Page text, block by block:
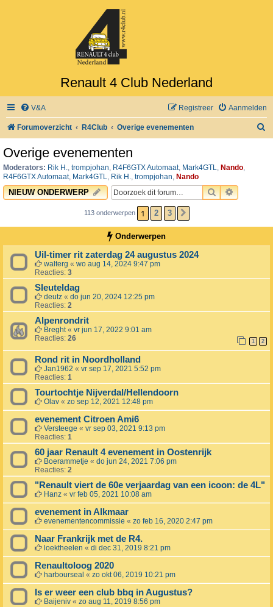
Renault 4 Club Nederland
V&A Aanmelden
Registreer
Forumoverzicht R4Club Overige evenementen
Overige evenementen
Moderators: Rik H., trompjohan, R4F6GTX Automaat, Mark4GTL, Nando,
R4F6GTX Automaat, Mark4GTL, Rik H., trompjohan, Nando
NIEUW ONDERWERP ZOEK
113 onderwerpen 1 2 3
Onderwerpen
Uil-timer rit zaterdag 24 augustus 2024
walterg « wo aug 14, 2024 9:47 pm
Reacties: 3
Sleuteldag
deutz « do jun 20, 2024 12:25 pm
Reacties: 2
Alpenrondrit
Breght« vr jun 17, 2022 9:01 am
Reacties: 26 1 2
Rond rit in Noordholland
Jan1962 « vr sep 17, 2021 5:52 pm
Reacties: 1
Tourtochtje Nijverdal/Hellendoorn
Olav « zo sep 12, 2021 12:48 pm
evenement Citroen Ami6
Versteege « vr sep 03, 2021 9:13 pm
Reacties: 1
60 jaar Renault 4 evenement in Oostenrijk
Boerammetje « do jun 24, 2021 7:06 pm
Reacties: 2
"Renault viert de 60e verjaardag van een icoon: de 4L"
Hanz « vr feb 05, 2021 10:08 am
evenement in Alkmaar
evenementencommissie « zo feb 16, 2020 2:47 pm
Naar Frankrijk met de R4.
loektheelen « di dec 31, 2019 8:21 pm
Renaultoloog 2020
harbourseal « zo okt 06, 2019 10:21 pm
Is er weer een club bbq in Augustus?
Baijeniv « zo aug 11, 2019 8:56 pm